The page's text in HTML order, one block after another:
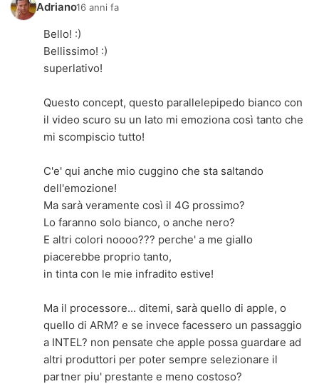
Adriano16 anni fa
Bello! :)
Bellissimo! :)
superlativo!
Questo concept, questo parallelepipedo bianco con
il video scuro su un lato mi emoziona così tanto che
mi scompiscio tutto!
C'e' qui anche mio cuggino che sta saltando
dell'emozione!
Ma sarà veramente così il 4G prossimo?
Lo faranno solo bianco, o anche nero?
E altri colori noooo??? perche' a me giallo
piacerebbe proprio tanto,
in tinta con le mie infradito estive!
Ma il processore... ditemi, sarà quello di apple, o
quello di ARM? e se invece facessero un passaggio
a INTEL? non pensate che apple possa guardare ad
altri produttori per poter sempre selezionare il
partner piu' prestante e meno costoso?